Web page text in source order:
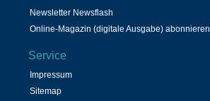
Newsletter Newsflash
Online-Magazin (digitale Ausgabe) abonnieren
Service
Impressum
Sitemap